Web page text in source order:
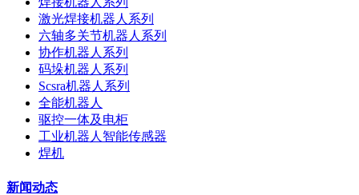
激光焊接机器人系列
六轴多关节机器人系列
协作机器人系列
码垛机器人系列
Scsra机器人系列
全能机器人
驱控一体及电柜
工业机器人智能传感器
焊机
新闻动态